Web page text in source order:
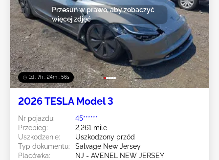
1d : 7h : 24m : 54s
Przesuń w prawo, aby zobaczyć
więcej zdjęć
2026 TESLA Model 3
Nr pojazdu:
45******
Przebieg:
2,261 mile
Uszkodzenie:
Uszkodzony przód
Typ dokumentu:
Salvage New Jersey
Placówka:
NJ - AVENEL NEW JERSEY